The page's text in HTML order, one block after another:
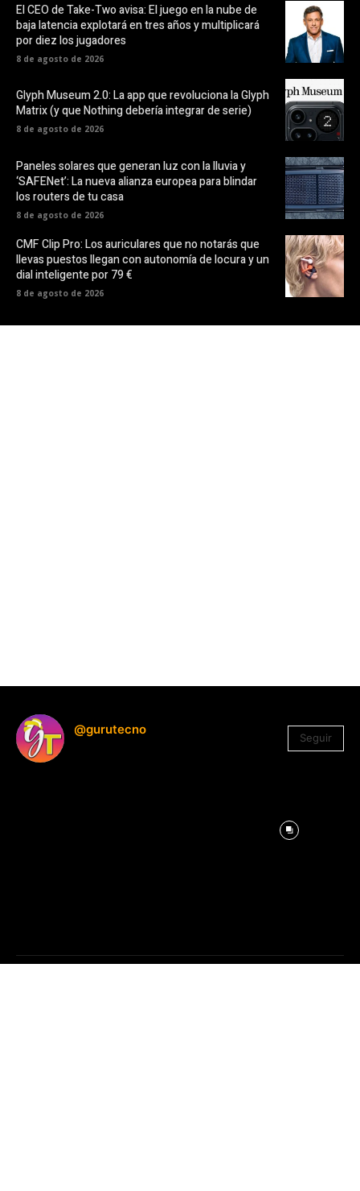
El CEO de Take-Two avisa: El juego en la nube de
baja latencia explotará en tres años y multiplicará
por diez los jugadores
8 de agosto de 2026
Glyph Museum 2.0: La app que revoluciona la Glyph
Matrix (y que Nothing debería integrar de serie)
8 de agosto de 2026
Paneles solares que generan luz con la lluvia y
‘SAFENet’: La nueva alianza europea para blindar
los routers de tu casa
8 de agosto de 2026
CMF Clip Pro: Los auriculares que no notarás que
llevas puestos llegan con autonomía de locura y un
dial inteligente por 79 €
8 de agosto de 2026
@gurutecno
Seguir